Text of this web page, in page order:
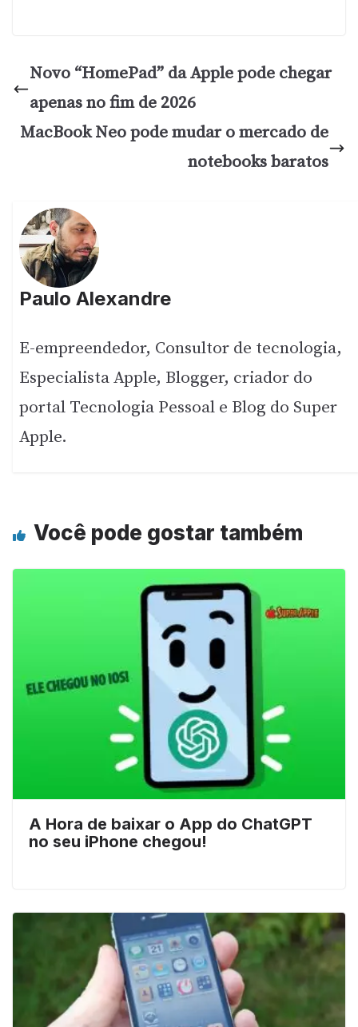
Novo “HomePad” da Apple pode chegar
apenas no fim de 2026
MacBook Neo pode mudar o mercado de
notebooks baratos
Paulo Alexandre
E-empreendedor, Consultor de tecnologia,
Especialista Apple, Blogger, criador do
portal Tecnologia Pessoal e Blog do Super
Apple.
Você pode gostar também
A Hora de baixar o App do ChatGPT
no seu iPhone chegou!